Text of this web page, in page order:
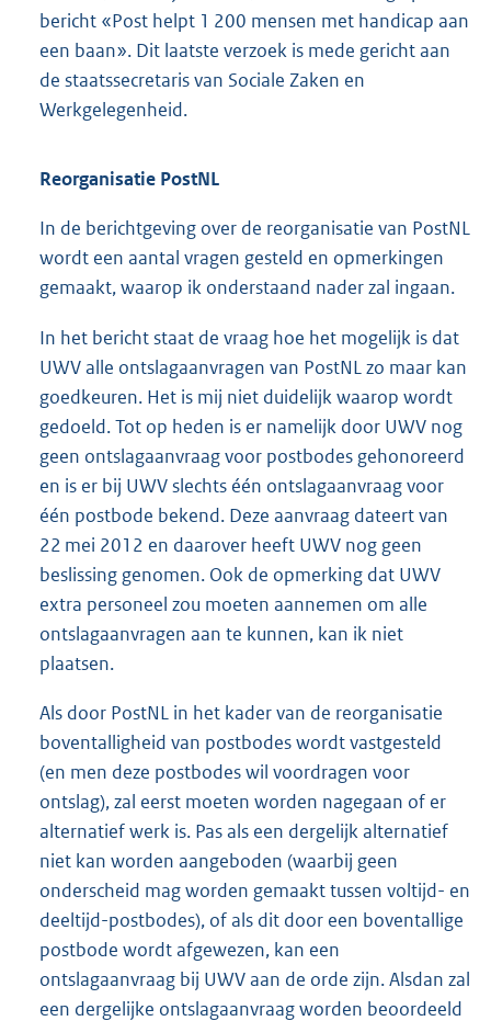
bericht «Post helpt 1 200 mensen met handicap aan
een baan». Dit laatste verzoek is mede gericht aan
de staatssecretaris van Sociale Zaken en
Werkgelegenheid.
Reorganisatie PostNL
In de berichtgeving over de reorganisatie van PostNL
wordt een aantal vragen gesteld en opmerkingen
gemaakt, waarop ik onderstaand nader zal ingaan.
In het bericht staat de vraag hoe het mogelijk is dat
UWV alle ontslagaanvragen van PostNL zo maar kan
goedkeuren. Het is mij niet duidelijk waarop wordt
gedoeld. Tot op heden is er namelijk door UWV nog
geen ontslagaanvraag voor postbodes gehonoreerd
en is er bij UWV slechts één ontslagaanvraag voor
één postbode bekend. Deze aanvraag dateert van
22 mei 2012 en daarover heeft UWV nog geen
beslissing genomen. Ook de opmerking dat UWV
extra personeel zou moeten aannemen om alle
ontslagaanvragen aan te kunnen, kan ik niet
plaatsen.
Als door PostNL in het kader van de reorganisatie
boventalligheid van postbodes wordt vastgesteld
(en men deze postbodes wil voordragen voor
ontslag), zal eerst moeten worden nagegaan of er
alternatief werk is. Pas als een dergelijk alternatief
niet kan worden aangeboden (waarbij geen
onderscheid mag worden gemaakt tussen voltijd- en
deeltijd-postbodes), of als dit door een boventallige
postbode wordt afgewezen, kan een
ontslagaanvraag bij UWV aan de orde zijn. Alsdan zal
een dergelijke ontslagaanvraag worden beoordeeld